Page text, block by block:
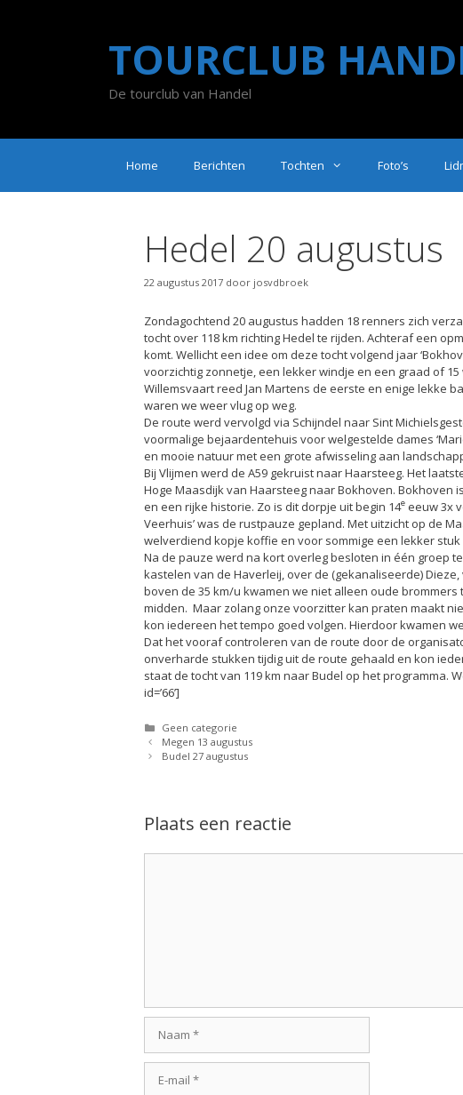
TOURCLUB
De tourclub van Handel
Home Berichten Tochten Foto’s
Hedel 20 augustus
22 augustus 2017 door josvdbroek
Zondagochtend 20 augustus hadden 18 renners zich
tocht over 118 km richting Hedel te rijden. Achteraf een
komt. Wellicht een idee om deze tocht volgend jaar
voorzichtig zonnetje, een lekker windje en een graad of
Willemsvaart reed Jan Martens de eerste en enige lekke
waren we weer vlug op weg.
De route werd vervolgd via Schijndel naar Sint
voormalige bejaardentehuis voor welgestelde dames
en mooie natuur met een grote afwisseling aan
Bij Vlijmen werd de A59 gekruist naar Haarsteeg. Het
Hoge Maasdijk van Haarsteeg naar Bokhoven. Bokhoven
en een rijke historie. Zo is dit dorpje uit begin 14e eeuw 3x
Veerhuis’ was de rustpauze gepland. Met uitzicht op de
welverdiend kopje koffie en voor sommige een lekker
Na de pauze werd na kort overleg besloten in één groep
kastelen van de Haverleij, over de (gekanaliseerde)
boven de 35 km/u kwamen we niet alleen oude
midden. Maar zolang onze voorzitter kan praten maakt
kon iedereen het tempo goed volgen. Hierdoor kwamen
Dat het vooraf controleren van de route door de
onverharde stukken tijdig uit de route gehaald en kon
staat de tocht van 119 km naar Budel op het programma.
id=’66’]
Categorieën
Geen categorie
Megen 13 augustus
Budel 27 augustus
Plaats een reactie
mail